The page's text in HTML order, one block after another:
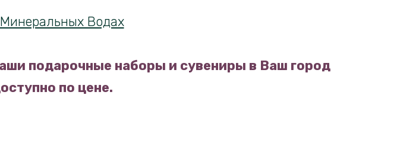
подарочные наборы и сувениры в Ваш город
по цене.